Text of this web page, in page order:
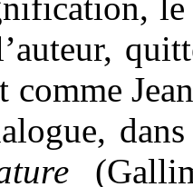
comme